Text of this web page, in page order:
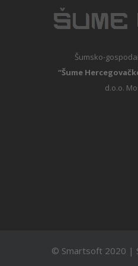
Šumsko-
“Šume
d.o.o.
© Smartsoft 2020 |